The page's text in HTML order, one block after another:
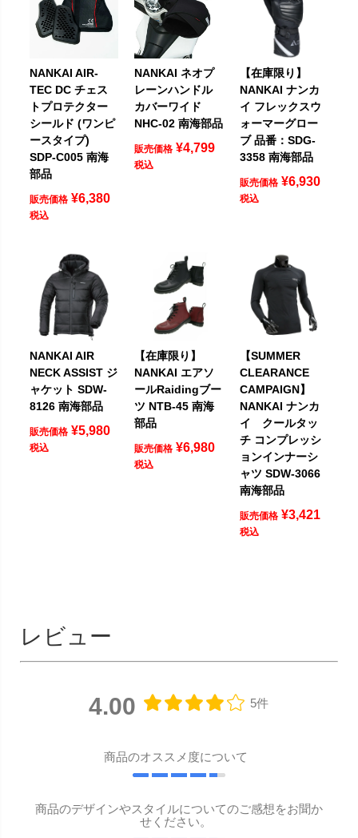
NANKAI AIR-
TEC DC チェス
トプロテクター
シールド (ワンピ
ースタイプ)
SDP-C005 南海
部品
販売価格 ¥6,380
税込
NANKAI ネオプ
レーンハンドル
カバーワイド
NHC-02 南海部品
販売価格 ¥4,799
税込
【在庫限り】
NANKAI ナンカ
イ フレックスウ
ォーマーグロー
ブ 品番：SDG-
3358 南海部品
販売価格 ¥6,930
税込
NANKAI AIR
NECK ASSIST ジ
ャケット SDW-
8126 南海部品
販売価格 ¥5,980
税込
【在庫限り】
NANKAI エアソ
ールRaidingブー
ツ NTB-45 南海
部品
販売価格 ¥6,980
税込
【SUMMER
CLEARANCE
CAMPAIGN】
NANKAI ナンカ
イ クールタッ
チ コンプレッシ
ョンインナーシ
ャツ SDW-3066
南海部品
販売価格 ¥3,421
税込
レビュー
4.00 5件
商品のオススメ度について
商品のデザインやスタイルについてのご感想をお聞か
せください。